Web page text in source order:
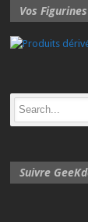
Vos
Suivre